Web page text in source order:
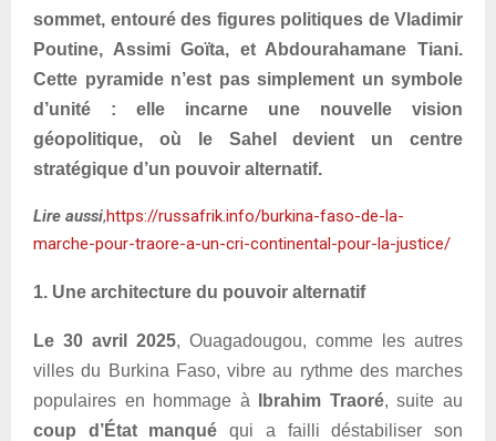
sommet, entouré des figures politiques de Vladimir
Poutine, Assimi Goïta, et Abdourahamane Tiani.
Cette pyramide n’est pas simplement un symbole
d’unité : elle incarne une nouvelle vision
géopolitique, où le Sahel devient un centre
stratégique d’un pouvoir alternatif.
Lire aussi,https://russafrik.info/burkina-faso-de-la-
marche-pour-traore-a-un-cri-continental-pour-la-justice/
1. Une architecture du pouvoir alternatif
Le 30 avril 2025, Ouagadougou, comme les autres
villes du Burkina Faso, vibre au rythme des marches
populaires en hommage à
Ibrahim Traoré, suite au
coup d’État manqué qui a failli déstabiliser son